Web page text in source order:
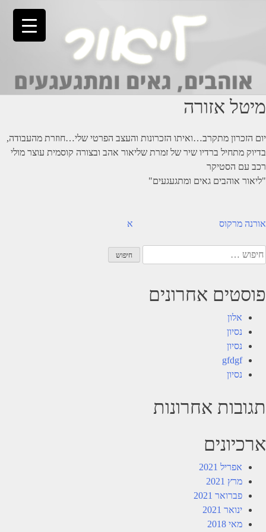
מיטל אזורה
יום הזכרון מתקרב…ואיתו הזכרונות והעצב הפרטי שלי…חוזרת מהעבודה,
בדיוק מתחיל ברדיו שיר של זמרת שליאור אהב ובצורה קוסמית עוצר מולי
רכב עם הסטיקר
"ליאור אוהבים גאים ומתגעגעים"
ניווט א אורנה מרקוס
חיפוש:
פוסטים אחרונים
אלון
נסיון
נסיון
gfdgf
נסיון
תגובות אחרונות
ארכיונים
אפריל 2021
מרץ 2021
פברואר 2021
ינואר 2021
מאי 2018